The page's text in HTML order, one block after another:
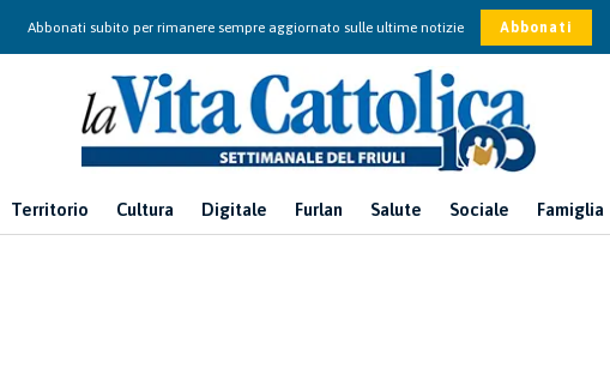
Abbonati subito per rimanere sempre aggiornato sulle ultime notizie Abbonati
Territorio Cultura Digitale Furlan Salute Sociale Famiglia